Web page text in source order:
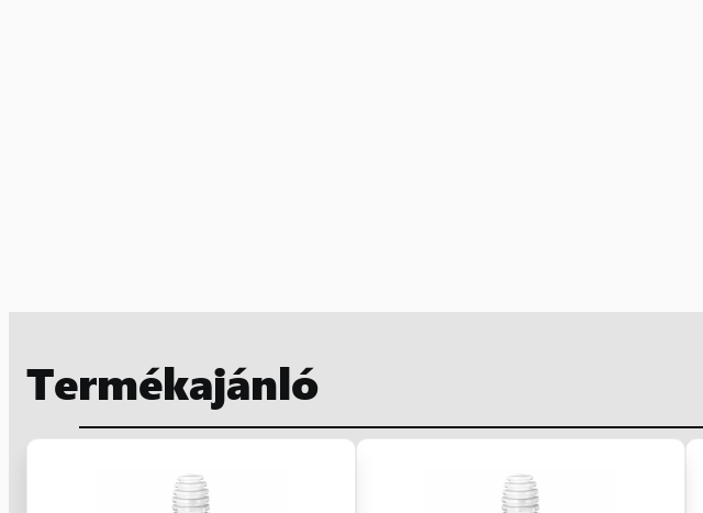
Termékajánló